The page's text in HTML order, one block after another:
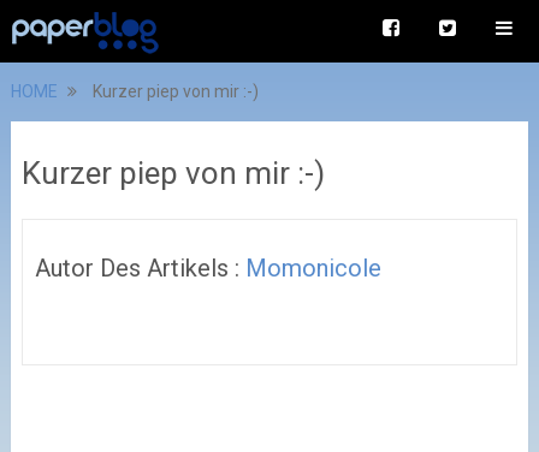
HOME Kurzer piep von mir :-)
Kurzer piep von mir :-)
Autor Des Artikels : Momonicole